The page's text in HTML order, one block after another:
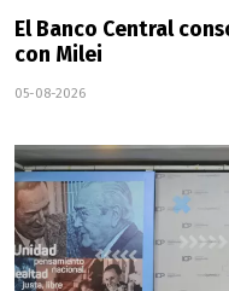
El Banco Central
con Milei
05-08-2026